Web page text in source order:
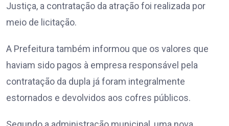
Justiça, a contratação da atração foi realizada por
meio de licitação.
A Prefeitura também informou que os valores que
haviam sido pagos à empresa responsável pela
contratação da dupla já foram integralmente
estornados e devolvidos aos cofres públicos.